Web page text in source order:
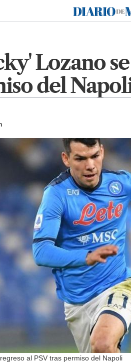
Diario de México
Lozano
del
al PSV tras permiso del Napoli